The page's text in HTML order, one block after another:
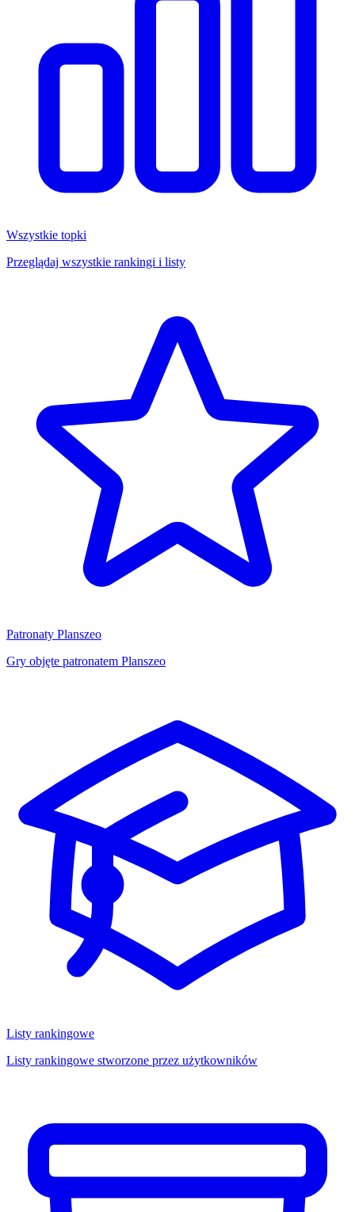
Wszystkie topki
Przeglądaj wszystkie rankingi i listy
Patronaty Planszeo
Gry objęte patronatem Planszeo
Listy rankingowe
Listy rankingowe stworzone przez użytkowników